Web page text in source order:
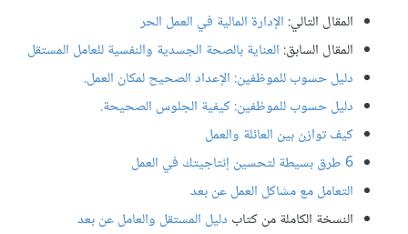
المقال التالي: الإدارة المالية في العمل الحر
المقال السابق: العناية بالصحة الجسدية والنفسية للعامل المستقل
دليل حسوب للموظفين: الإعداد الصحيح لمكان العمل.
دليل حسوب للموظفين: كيفية الجلوس الصحيحة.
كيف توازن بين العائلة والعمل
6 طرق بسيطة لتحسين إنتاجيتك في العمل
التعامل مع مشاكل العمل عن بعد
النسخة الكاملة من كتاب دليل المستقل والعامل عن بعد